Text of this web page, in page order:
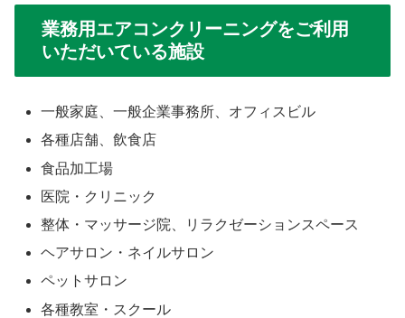
業務用エアコンクリーニングをご利用
いただいている施設
一般家庭、一般企業事務所、オフィスビル
各種店舗、飲食店
食品加工場
医院・クリニック
整体・マッサージ院、リラクゼーションスペース
ヘアサロン・ネイルサロン
ペットサロン
各種教室・スクール